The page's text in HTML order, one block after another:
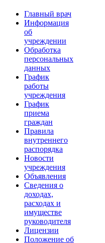
Главный врач
Информация
об
учреждении
Обработка
персональных
данных
График
работы
учреждения
График
приема
граждан
Правила
внутреннего
распорядка
Новости
учреждения
Объявления
Сведения о
доходах,
расходах и
имуществе
руководителя
Лицензии
Положение об